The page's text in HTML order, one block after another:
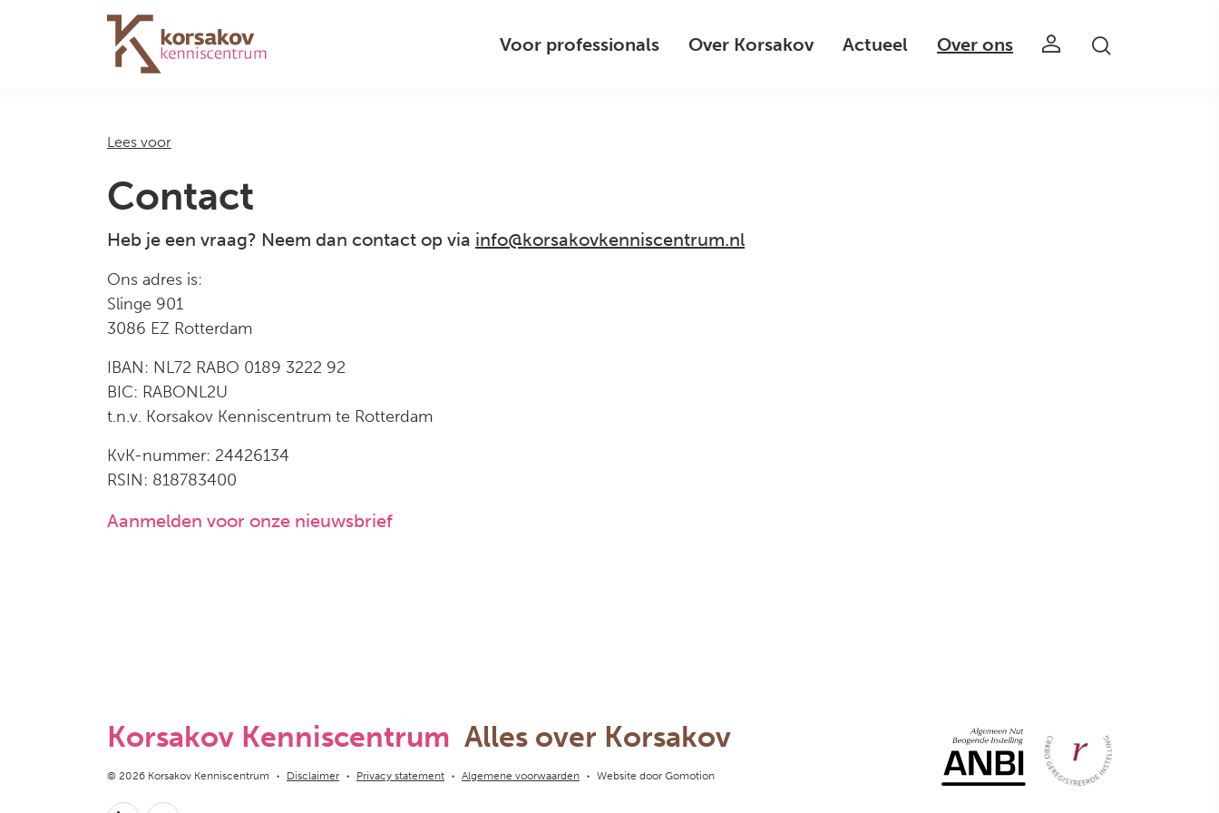
Navigation Voor professionals Over Korsakov Actueel Over ons
Lees voor
Contact
Heb je een vraag? Neem dan contact op via info@korsakovkenniscentrum.nl
Ons adres is:
Slinge 901
3086 EZ Rotterdam
IBAN: NL72 RABO 0189 3222 92
BIC: RABONL2U
t.n.v. Korsakov Kenniscentrum te Rotterdam
KvK-nummer: 24426134
RSIN: 818783400
Aanmelden voor onze nieuwsbrief
Korsakov Kenniscentrum Alles over Korsakov
Copyright navigation
© 2026 Korsakov Kenniscentrum Disclaimer Privacy statement Algemene voorwaarden Website door Gomotion